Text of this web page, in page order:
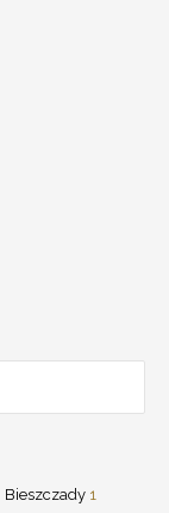
Bieszczady 1